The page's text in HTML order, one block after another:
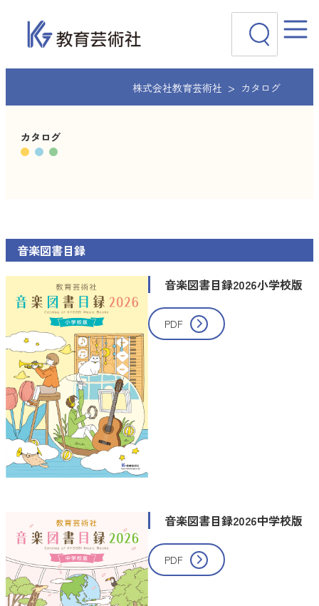
キ
株式会社教育芸術社 カタログ
カタログ
音楽図書目録
音楽図書目録2026小学校版
PDF
音楽図書目録2026中学校版
PDF